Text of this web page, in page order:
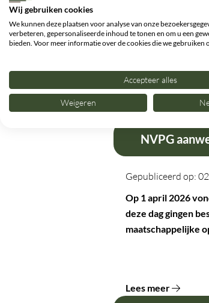
Een brede
Procesmatige
567 miljoen voor
voor ernstige
Lees meer
NVPG
Gepubliceerd op:
Op 1 april 2026
deze dag gingen
maatschappelijke
Lees meer
Wij gebruiken cookies
We kunnen deze plaatsen voor analyse van onze
verbeteren, gepersonaliseerde inhoud te tonen en om u een
bieden. Voor meer informatie over de cookies die we gebruiken
Accepteer alles
Weigeren